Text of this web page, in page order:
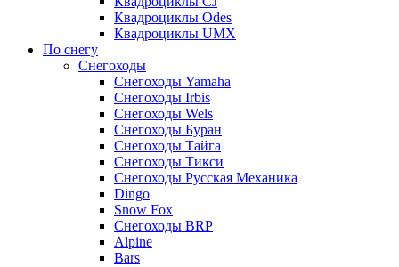
Квадроциклы Odes
Квадроциклы UMX
По снегу
Снегоходы
Снегоходы Yamaha
Снегоходы Irbis
Снегоходы Wels
Снегоходы Буран
Снегоходы Тайга
Снегоходы Тикси
Снегоходы Русская Механика
Dingo
Snow Fox
Снегоходы BRP
Alpine
Bars